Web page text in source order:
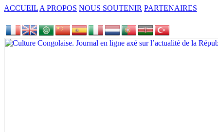
ACCUEIL A PROPOS NOUS SOUTENIR PARTENAIRES